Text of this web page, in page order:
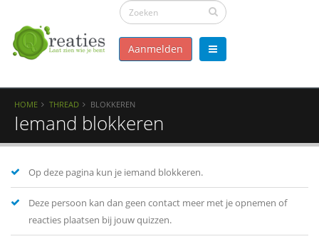
Aanmelden
HOME THREAD BLOKKEREN
Iemand blokkeren
Op deze pagina kun je iemand blokkeren.
Deze persoon kan dan geen contact meer met je opnemen of
reacties plaatsen bij jouw quizzen.